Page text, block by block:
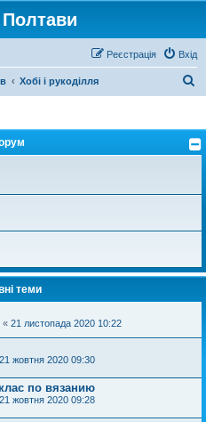
Вхід
Реєстрація
Хобі і рукоділля
у
теми
« 21 листопада 2020 10:22
21 жовтня 2020 09:30
по вязанию
21 жовтня 2020 09:28